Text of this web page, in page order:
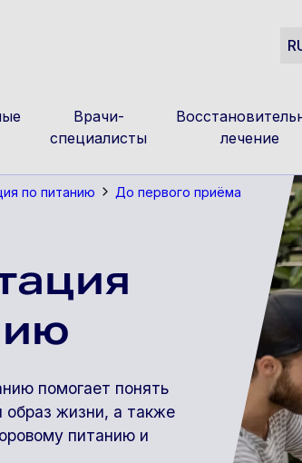
Врачи-
специалисты
лечение
по питанию До первого приёма
помогает понять
образ жизни, а также
питанию и